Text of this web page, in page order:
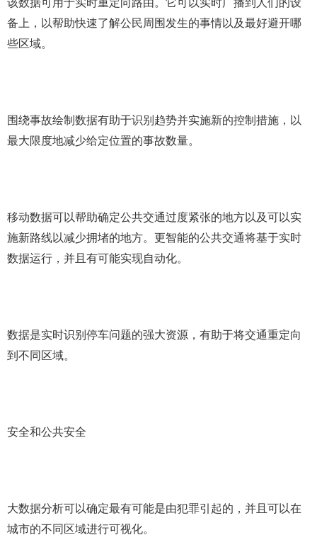
该数据可用于实时重定向路由。它可以实时广播到人们的设
备上，以帮助快速了解公民周围发生的事情以及最好避开哪
些区域。
围绕事故绘制数据有助于识别趋势并实施新的控制措施，以
最大限度地减少给定位置的事故数量。
移动数据可以帮助确定公共交通过度紧张的地方以及可以实
施新路线以减少拥堵的地方。更智能的公共交通将基于实时
数据运行，并且有可能实现自动化。
数据是实时识别停车问题的强大资源，有助于将交通重定向
到不同区域。
安全和公共安全
大数据分析可以确定最有可能是由犯罪引起的，并且可以在
城市的不同区域进行可视化。